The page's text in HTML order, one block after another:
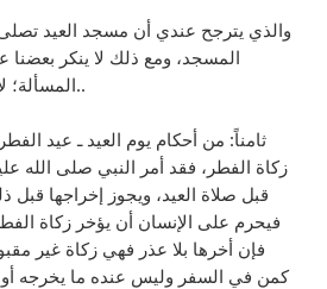
والذي يترجح عندي أن مسجد العيد
المسجد، ومع ذلك لا ينكر
المسألة؛ لأنها مسألة خلافية..
زكاة الفطر، فقد أمر النبي صلى الله
قبل صلاة العيد، ويجوز إخراجها قبل
فيحرم على الإنسان أن يؤخر زكاة
فإن أخرها بلا عذر فهي زكاة غير
كمن في السفر وليس عنده ما يخرجه أو